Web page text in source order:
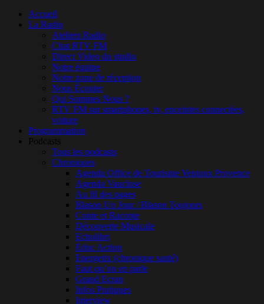
Accueil
La Radio
Ateliers Radio
Chat RTV FM
Direct Video du studio
Notre équipe
Notre zone de réception
Nous Écouter
Qui Sommes Nous ?
RTV FM sur smartphones, tv, enceintes connectées,
voiture
Programmation
Podcasts
Tous les podcasts
Chroniques
Agenda Office de Tourisme Ventoux Provence
Agenda Vaucluse
Au fil des pages
Blason Un Jour / Blason Toujours
Conte et Raconte
Découverte Musicale
Echolibri
Educ Action
Energetix (chronique santé)
Faut qu’on en parle
Grand Ecran
Infos Pratiques
Interview